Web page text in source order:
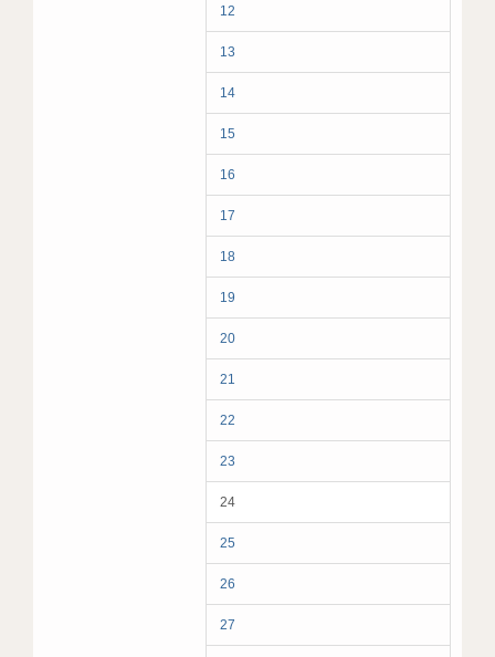
12
13
14
15
16
17
18
19
20
21
22
23
24
25
26
27